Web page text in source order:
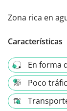
Zona rica en
Características
En forma
Poco